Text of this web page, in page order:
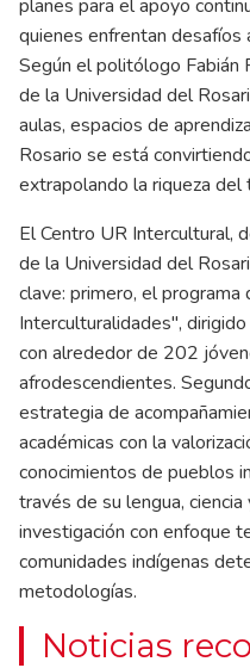
planes para el apoyo
quienes enfrentan desafíos
Según el politólogo Fabián
de la Universidad del
aulas, espacios de
Rosario se está
extrapolando la riqueza
El Centro UR Intercultural,
de la Universidad del
clave: primero, el programa
Interculturalidades",
con alrededor de 202
afrodescendientes.
estrategia de
académicas con la
conocimientos de pueblos
través de su lengua,
investigación con enfoque
comunidades indígenas
metodologías.
Noticias